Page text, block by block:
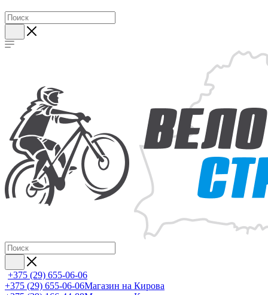
+375 (29) 655-06-06
+375 (29) 655-06-06Магазин на Кирова